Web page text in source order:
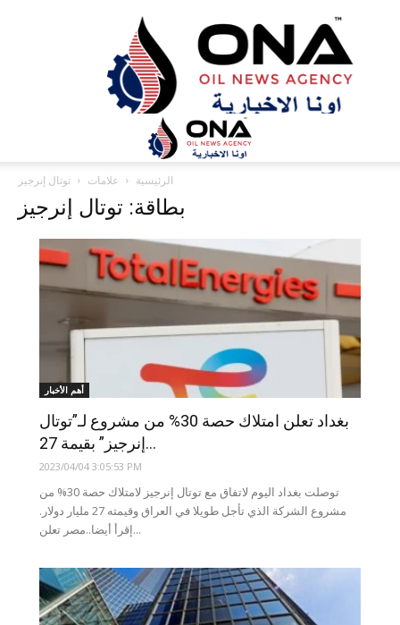
ONA™
NEWS
/
أونا
الاخبارية
الرئيسية علامات توتال إنرجيز
بطاقة: توتال إنرجيز
أهم الأخبار
بغداد تعلن امتلاك حصة 30% من مشروع لـ”توتال
إنرجيز” بقيمة 27...
2023/04/04 3:05:53 PM
توصلت بغداد اليوم لاتفاق مع توتال إنرجيز لامتلاك حصة 30% من
مشروع الشركة الذي تأجل طويلا في العراق وقيمته 27 مليار دولار.
إقرأ أيضا..مصر تعلن...